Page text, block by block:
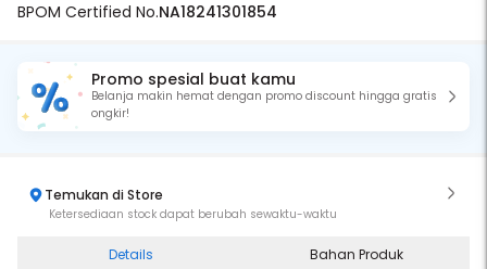
BPOM Certified No.NA18241301854
Promo spesial buat kamu
Belanja makin hemat dengan promo discount hingga gratis
ongkir!
Temukan di Store
Ketersediaan stock dapat berubah sewaktu-waktu
Details Bahan Produk